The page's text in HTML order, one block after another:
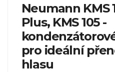
Neumann KMS
Plus, KMS 105 -
pro ideální
hlasu